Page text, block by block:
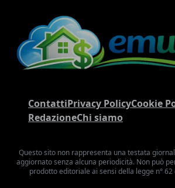
ContattiPrivacy PolicyCookie
RedazioneChi siamo
Questo sito non rappresenta una testata
aggiornato senza alcuna periodicità. Non può
prodotto editoriale ai sensi della legge n°